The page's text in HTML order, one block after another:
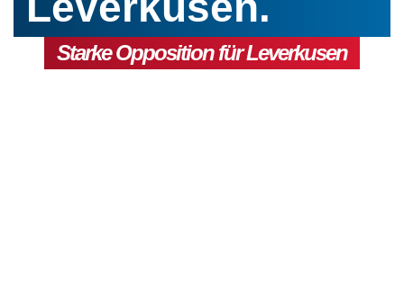
Starke Opposition für Leverkusen